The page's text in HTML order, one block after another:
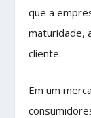
que a
maturidade,
cliente.
Em um